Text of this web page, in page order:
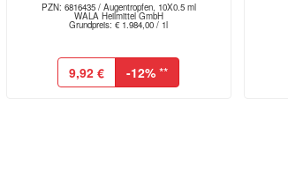
PZN: 6816435 / Augentropfen, 10X0.5 ml
WALA Heilmittel GmbH
Grundpreis: € 1.984,00 / 1l
9,92 € -12% **